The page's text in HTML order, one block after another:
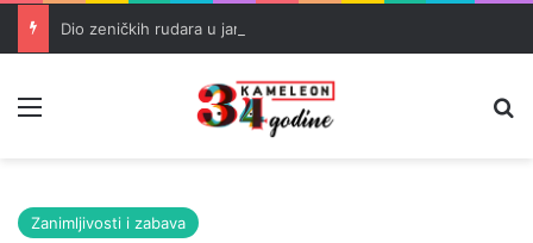
Zanimljivosti i zabava